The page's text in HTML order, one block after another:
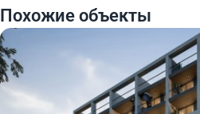
Похожие объекты